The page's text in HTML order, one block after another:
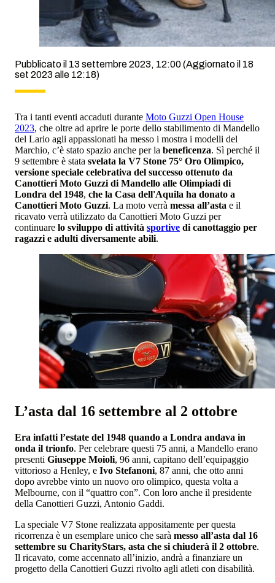
Pubblicato il 13 settembre 2023, 12:00(Aggiornato il 18
set 2023 alle 12:18)
Tra i tanti eventi accaduti durante Moto Guzzi Open House
2023, che oltre ad aprire le porte dello stabilimento di Mandello
del Lario agli appassionati ha messo i mostra i modelli del
Marchio, c’è stato spazio anche per la beneficenza. Sì perché il
9 settembre è stata svelata la V7 Stone 75° Oro Olimpico,
versione speciale celebrativa del successo ottenuto da
Canottieri Moto Guzzi di Mandello alle Olimpiadi di
Londra del 1948, che la Casa dell'Aquila ha donato a
Canottieri Moto Guzzi. La moto verrà messa all’asta e il
ricavato verrà utilizzato da Canottieri Moto Guzzi per
continuare lo sviluppo di attività sportive di canottaggio per
ragazzi e adulti diversamente abili.
L’asta dal 16 settembre al 2 ottobre
Era infatti l’estate del 1948 quando a Londra andava in
onda il trionfo. Per celebrare questi 75 anni, a Mandello erano
presenti Giuseppe Moioli, 96 anni, capitano dell’equipaggio
vittorioso a Henley, e Ivo Stefanoni, 87 anni, che otto anni
dopo avrebbe vinto un nuovo oro olimpico, questa volta a
Melbourne, con il “quattro con”. Con loro anche il presidente
della Canottieri Guzzi, Antonio Gaddi.
La speciale V7 Stone realizzata appositamente per questa
ricorrenza è un esemplare unico che sarà messo all’asta dal 16
settembre su CharityStars, asta che si chiuderà il 2 ottobre.
Il ricavato, come accennato all’inizio, andrà a finanziare un
progetto della Canottieri Guzzi rivolto agli atleti con disabilità.